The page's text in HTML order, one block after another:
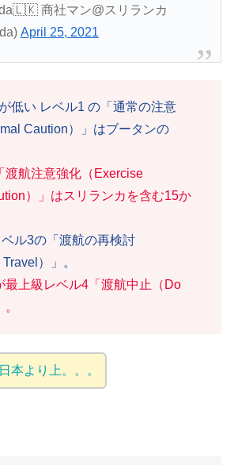
商社マン@スリランカ
April 25, 2021
低い レベル1 の「通常の注意
Caution）」はブータンの
渡航注意強化（Exercise
）」はスリランカを含む15か
ベル3の「渡航の再検討
）」。
最上級レベル4「渡航中止（Do
本より上。。。